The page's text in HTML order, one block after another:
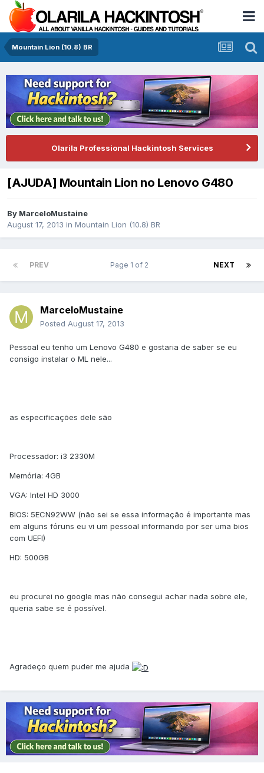
Mountain Lion (10.8) BR
Olarila Professional Hackintosh Services
[AJUDA] Mountain Lion no Lenovo G480
By MarceloMustaine
August 17, 2013 in Mountain Lion (10.8) BR
PREV NEXT
Page 1 of 2
MarceloMustaine
Posted August 17, 2013
Pessoal eu tenho um Lenovo G480 e gostaria de saber se eu
consigo instalar o ML nele...
as especificações dele são
Processador: i3 2330M
Memória: 4GB
VGA: Intel HD 3000
BIOS: 5ECN92WW (não sei se essa informação é importante mas
em alguns fóruns eu vi um pessoal informando por ser uma bios
com UEFI)
HD: 500GB
eu procurei no google mas não consegui achar nada sobre ele,
queria sabe se é possível.
Agradeço quem puder me ajuda